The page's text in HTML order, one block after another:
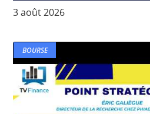
3 août 2026
BOURSE